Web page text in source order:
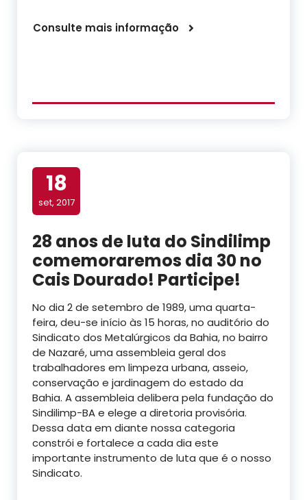
Consulte mais informação
18
set, 2017
28 anos de luta do Sindilimp
comemoraremos dia 30 no
Cais Dourado! Participe!
No dia 2 de setembro de 1989, uma quarta-
feira, deu-se início às 15 horas, no auditório do
Sindicato dos Metalúrgicos da Bahia, no bairro
de Nazaré, uma assembleia geral dos
trabalhadores em limpeza urbana, asseio,
conservação e jardinagem do estado da
Bahia. A assembleia delibera pela fundação do
Sindilimp-BA e elege a diretoria provisória.
Dessa data em diante nossa categoria
constrói e fortalece a cada dia este
importante instrumento de luta que é o nosso
Sindicato.